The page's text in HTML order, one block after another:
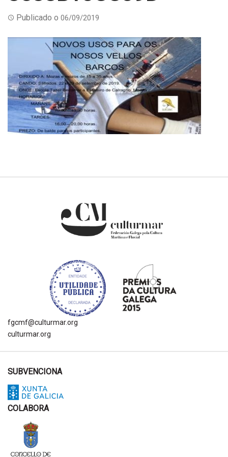
Publicado o 06/09/2019
fgcmf@culturmar.org
culturmar.org
SUBVENCIONA
COLABORA